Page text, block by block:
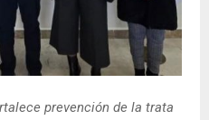
prevención de la trata